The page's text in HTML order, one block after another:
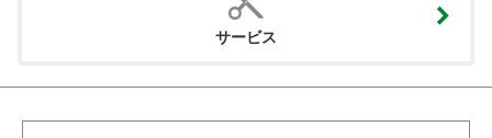
サービス